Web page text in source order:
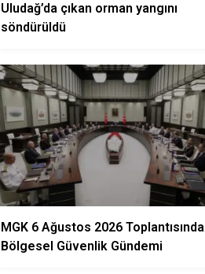
Uludağ’da çıkan orman yangını
söndürüldü
MGK 6 Ağustos 2026 Toplantısında
Bölgesel Güvenlik Gündemi